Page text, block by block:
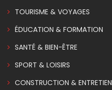
TOURISME & VOYAGES
ÉDUCATION & FORMATION
SANTÉ & BIEN-ÊTRE
SPORT & LOISIRS
CONSTRUCTION & ENTRETIEN